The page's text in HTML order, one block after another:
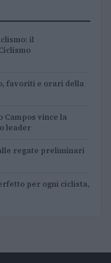
il
favoriti e orari della
Campos vince la
leader
regate preliminari
per ogni ciclista,